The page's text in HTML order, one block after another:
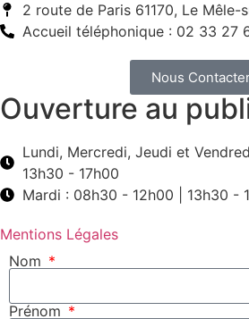
2 route de Paris 61170, Le Mêle-
Accueil téléphonique : 02 33 27
Nous
Ouverture au
Lundi, Mercredi, Jeudi et
13h30 - 17h00
Mardi : 08h30 - 12h00 | 13h30 -
Mentions Légales
Nom
Prénom